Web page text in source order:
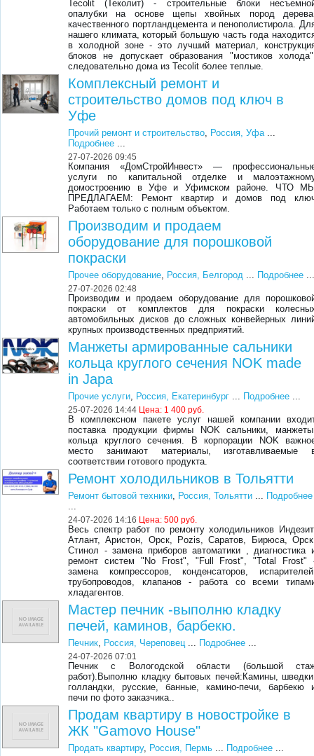
Tecolit (Теколит) - строительные блоки
опалубки на основе щепы хвойных пород
качественного портландцемента и пенополистирола.
нашего климата, который большую часть года
в холодной зоне - это лучший материал,
блоков не допускает образования "мостиков
следовательно дома из Tecolit более теплые.
Комплексный ремонт и
строительство домов под ключ в
Уфе
Прочий ремонт и строительство, Россия, Уфа...
Подробнее ...
27-07-2026 09:45
Компания «ДомСтройИнвест» —
услуги по капитальной отделке и
домостроению в Уфе и Уфимском районе. ЧТО
ПРЕДЛАГАЕМ: Ремонт квартир и домов под
Работаем только с полным объектом.
Производим и продаем
оборудование для порошковой
покраски
Прочее оборудование, Россия, Белгород ... Подробнее
27-07-2026 02:48
Производим и продаем оборудование для
покраски от комплектов для покраски
автомобильных дисков до сложных конвейерных
крупных производственных предприятий.
Манжеты армированные сальники
кольца круглого сечения NOK made
in Japa
Прочие услуги, Россия, Екатеринбург ... Подробнее ...
25-07-2026 14:44 Цена: 1 400 руб.
В комплексном пакете услуг нашей компании
поставка продукции фирмы NOK сальники,
кольца круглого сечения. В корпорации NOK
место занимают материалы, изготавливаемые
соответствии готового продукта.
Ремонт холодильников в Тольятти
Ремонт бытовой техники, Россия, Тольятти ... Подробнее
...
24-07-2026 14:16 Цена:500 руб.
Весь спектр работ по ремонту холодильников
Атлант, Аристон, Орск, Pozis, Саратов, Бирюса,
Стинол - замена приборов автоматики , диагностика
ремонт систем "No Frost", "Full Frost", "Total Frost"
замена компрессоров, конденсаторов,
трубопроводов, клапанов - работа со всеми
хладагентов.
Мастер печник -выполню кладку
печей, каминов, барбекю.
Печник, Россия, Череповец... Подробнее ...
24-07-2026 07:01
Печник с Вологодской области (большой
работ).Выполню кладку бытовых печей:Камины,
голландки, русские, банные, камино-печи, барбекю
печи по фото заказчика..
Продам квартиру в новостройке в
ЖК "Gamovo House"
Продать квартиру, Россия, Пермь ... Подробнее ...